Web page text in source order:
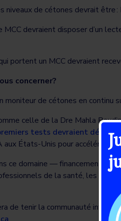
niveaux de cétones devrait être
devraient disposer d’un
portent un MCC devraient
concerner?
moniteur de cétones en continu
celle de la Dre Mahla
tests devraient débuter
aux États-Unis pour accélérer
ce domaine — financement de
de la santé, les
de tenir la communauté